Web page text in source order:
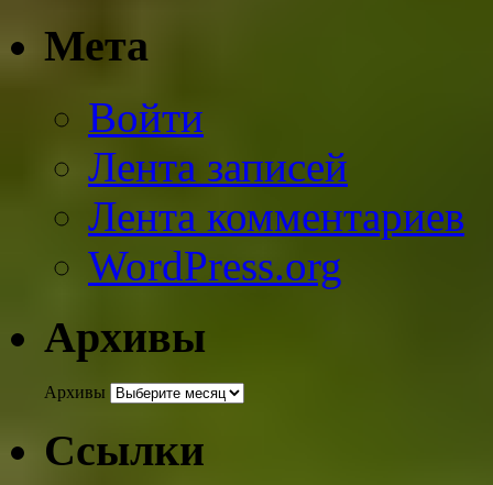
Мета
Войти
Лента записей
Лента комментариев
WordPress.org
Архивы
Архивы
Ссылки